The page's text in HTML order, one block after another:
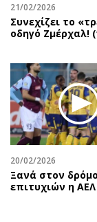
21/02/2026
Συνεχίζει το
οδηγό Ζμέρχαλ!
20/02/2026
Ξανά στον
επιτυχιών η